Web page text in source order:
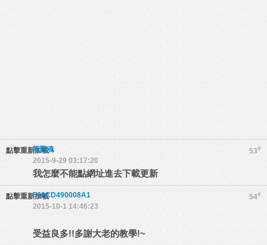
點擊重新加載 53#
龍戰魂
2015-9-29 03:17:20
我怎麼不能點網址進去下載更新
點擊重新加載 54#
560CD490008A1
2015-10-1 14:46:23
受益良多!!多謝大老的教學!~